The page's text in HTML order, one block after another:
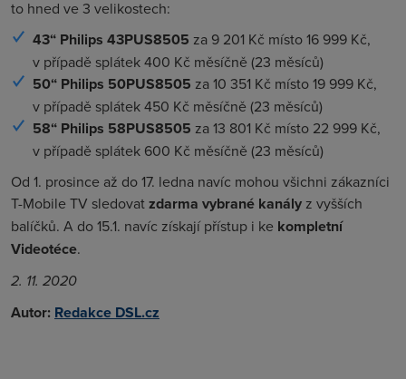
to hned ve 3 velikostech:
43“ Philips 43PUS8505 za 9 201 Kč místo 16 999 Kč,
v případě splátek 400 Kč měsíčně (23 měsíců)
50“ Philips 50PUS8505 za 10 351 Kč místo 19 999 Kč,
v případě splátek 450 Kč měsíčně (23 měsíců)
58“ Philips 58PUS8505 za 13 801 Kč místo 22 999 Kč,
v případě splátek 600 Kč měsíčně (23 měsíců)
Od 1. prosince až do 17. ledna navíc mohou všichni zákazníci
T-Mobile TV sledovatzdarma vybrané kanály z vyšších
balíčků. A do 15.1. navíc získají přístup i ke kompletní
Videotéce.
2. 11. 2020
Autor: Redakce DSL.cz